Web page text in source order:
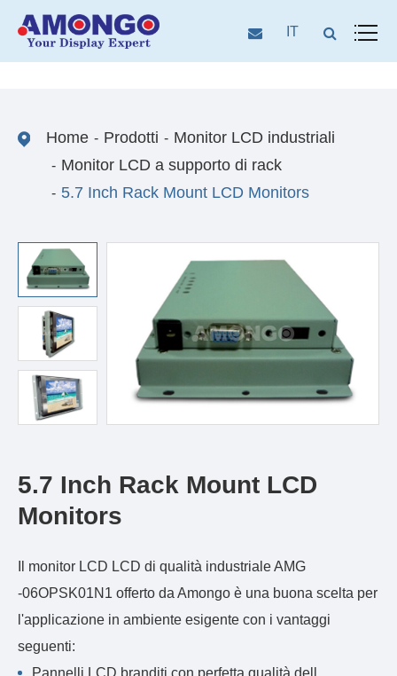
IT
Home Prodotti
Monitor LCD industriali
Monitor LCD a supporto di rack
5.7 Inch Rack Mount LCD Monitors
5.7 Inch Rack Mount LCD
Monitors
Il monitor LCD LCD di qualità industriale AMG
-06OPSK01N1 offerto da Amongo è una buona scelta per
l'applicazione in ambiente esigente con i vantaggi
seguenti:
Pannelli LCD branditi con perfetta qualità dell